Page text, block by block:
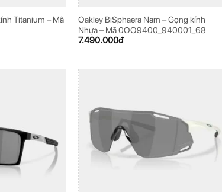
Titanium – Mã
Oakley BiSphaera Nam – Gọng kính
Nhựa – Mã 0OO9400_940001_68
7.490.000đ